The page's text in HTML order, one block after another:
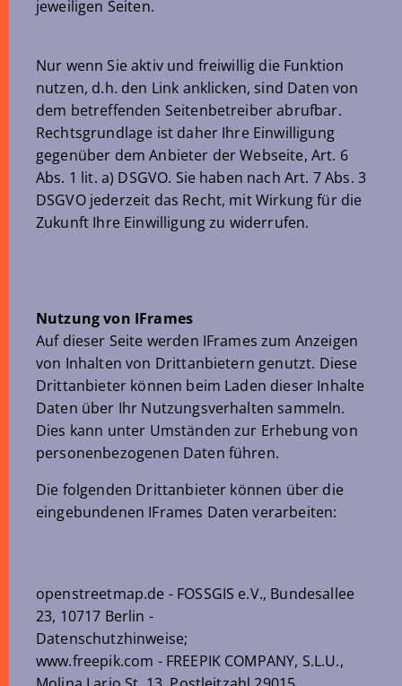
jeweiligen Seiten.
Nur wenn Sie aktiv und freiwillig die Funktion
nutzen, d.h. den Link anklicken, sind Daten von
dem betreffenden Seitenbetreiber abrufbar.
Rechtsgrundlage ist daher Ihre Einwilligung
gegenüber dem Anbieter der Webseite, Art. 6
Abs. 1 lit. a) DSGVO. Sie haben nach Art. 7 Abs. 3
DSGVO jederzeit das Recht, mit Wirkung für die
Zukunft Ihre Einwilligung zu widerrufen.
Nutzung von IFrames
Auf dieser Seite werden IFrames zum Anzeigen
von Inhalten von Drittanbietern genutzt. Diese
Drittanbieter können beim Laden dieser Inhalte
Daten über Ihr Nutzungsverhalten sammeln.
Dies kann unter Umständen zur Erhebung von
personenbezogenen Daten führen.
Die folgenden Drittanbieter können über die
eingebundenen IFrames Daten verarbeiten:
openstreetmap.de - FOSSGIS e.V., Bundesallee
23, 10717 Berlin -
Datenschutzhinweise;
www.freepik.com - FREEPIK COMPANY, S.L.U.,